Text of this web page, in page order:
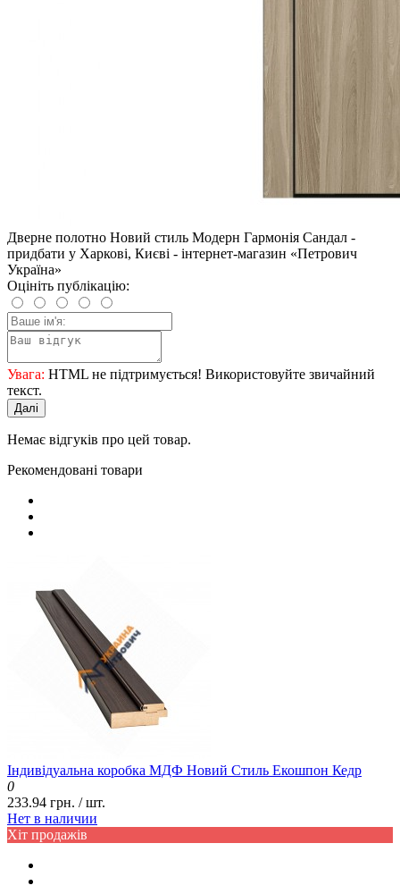
Дверне полотно Новий стиль Модерн Гармонія Сандал -
придбати у Харкові, Києві - інтернет-магазин «Петрович
Україна»
Оцініть публікацію:
Увага: HTML не підтримується! Використовуйте звичайний
текст.
Далі
Немає відгуків про цей товар.
Рекомендовані товари
Індивідуальна коробка МДФ Новий Стиль Екошпон Кедр
0
233.94 грн. / шт.
Нет в наличии
Хіт продажів